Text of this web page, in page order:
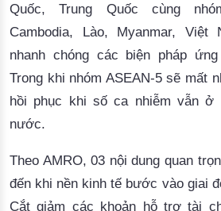
Quốc, Trung Quốc cùng
Cambodia, Lào, Myanmar, Việt
nhanh chóng các biện pháp ứng
Trong khi nhóm ASEAN-5 sẽ mất
hồi phục khi số ca nhiễm vẫn ở
nước.
Theo AMRO, 03 nội dung quan
đến khi nền kinh tế bước vào giai
Cắt giảm các khoản hỗ trợ tài